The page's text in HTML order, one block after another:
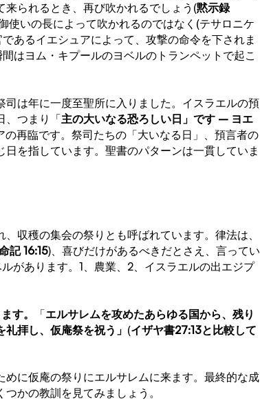
られるとき、再び吹かれるでしょう(黙示録
使いの長によって吹かれるのではなく(テサロニケ
あるイエシュアによって、攻撃の命令を下されま
はヨム・キプールのヨベルのトランペットで起こ
は年に一度至聖所に入りました。イスラエルの預
、つまり「主の大いなる恐ろしい日」です – ヨエ
再臨です。祭司たちの「大いなる日」、預言者の
を指しています。聖書のパターンは一貫していま
収穫の集会の祭りとも呼ばれています。律法は、
記 16:15)、喜びだけがあるべきだとさえ、言ってい
があります。1、農業、2、イスラエルの出エジプ
す。 「エルサレムを攻めたあらゆる国から、残り
拝し、仮庵祭を祝う」 (イザヤ書27:13と比較して
に仮庵の祭りにエルサレムに来ます。最終的な成
かの教訓を見てみましょう。